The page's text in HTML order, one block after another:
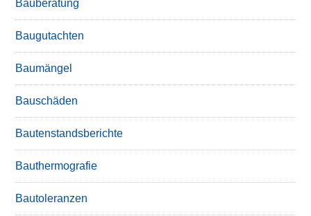
Bauberatung
Baugutachten
Baumängel
Bauschäden
Bautenstandsberichte
Bauthermografie
Bautoleranzen